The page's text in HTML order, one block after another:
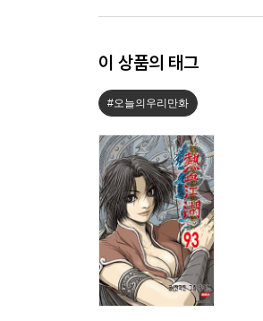
이 상품의 태그
#오늘의우리만화